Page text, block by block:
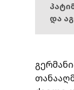
და